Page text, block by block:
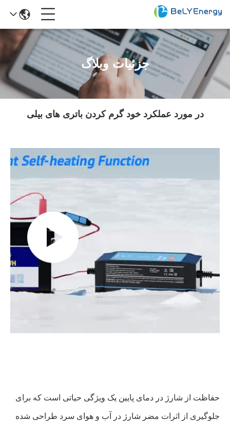
جزئیات وبلاگ
در مورد عملکرد خود گرم کردن باتری های بیلی
حفاظت از شارژ در دمای پایین یک ویژگی حیاتی است که برای
جلوگیری از اثرات مضر شارژ در آب و هوای سرد طراحی شده